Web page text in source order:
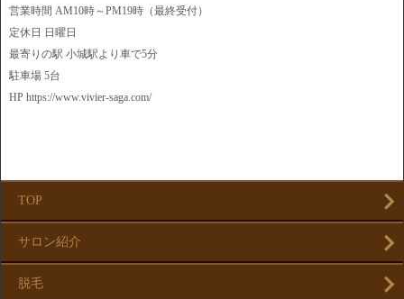
営業時間 AM10時～PM19時（最終受付）
定休日 日曜日
最寄りの駅 小城駅より車で5分
駐車場 5台
HP https://www.vivier-saga.com/
TOP
サロン紹介
脱毛